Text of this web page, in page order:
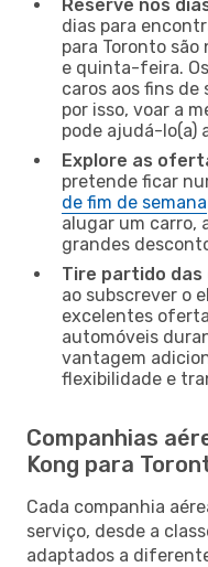
Reserve nos
dias para
para Toronto
e quinta-feira.
caros aos fins de
por isso, voar a
pode ajudá-lo(a)
Explore as
pretende ficar
de fim de semana
alugar um carro,
grandes
Tire partido das
ao subscrever o
excelentes
automóveis
vantagem
flexibilidade e
Companhias
Kong para
Cada companhia
serviço, desde a
adaptados a